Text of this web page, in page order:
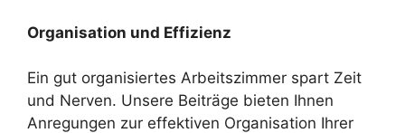
Organisation und Effizienz
Ein gut organisiertes Arbeitszimmer spart Zeit
und Nerven. Unsere Beiträge bieten Ihnen
Anregungen zur effektiven Organisation Ihrer